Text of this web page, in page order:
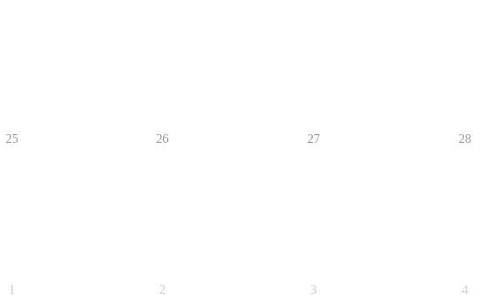
25 26 27 28
1 2 3 4